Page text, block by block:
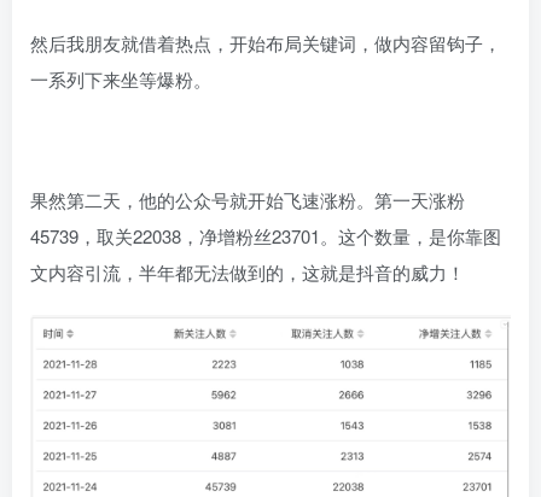
然后我朋友就借着热点，开始布局关键词，做内容留钩子，
一系列下来坐等爆粉。
果然第二天，他的公众号就开始飞速涨粉。第一天涨粉
45739，取关22038，净增粉丝23701。这个数量，是你靠图
文内容引流，半年都无法做到的，这就是抖音的威力！